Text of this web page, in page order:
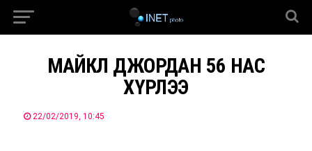
МАЙКЛ ДЖОРДАН 56 НАС
ХҮРЛЭЭ
22/02/2019, 10:45